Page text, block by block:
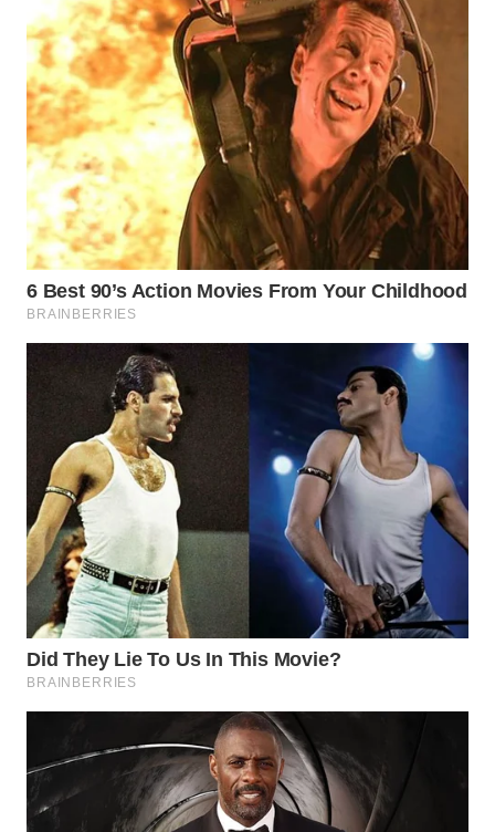
WN
BOROBUDUR
WN
MADURA
WN
SURABAYA
WN
NATUNA
WN
MANDALIKA
WN
LIKUPANG
WN
LABUANBAJO
WN
Media
Group